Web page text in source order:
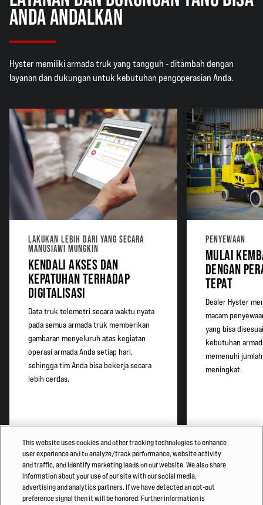
ANDA ANDALKAN
Hyster memiliki armada truk yang tangguh - ditambah dengan
layanan dan dukungan untuk kebutuhan pengoperasian Anda.
LAKUKAN LEBIH DARI YANG SECARA
MANUSIAWI MUNGKIN
KENDALI AKSES DAN
KEPATUHAN TERHADAP
DIGITALISASI
Data truk telemetri secara waktu nyata
pada semua armada truk memberikan
gambaran menyeluruh atas kegiatan
operasi armada Anda setiap hari,
sehingga tim Anda bisa bekerja secara
lebih cerdas.
PENYEWAAN
MULAI
DENGAN
TEPAT
Dealer Hyster
macam
yang bisa
kebutuhan
memenuhi
meningkat.
This website uses cookies and other tracking technologies to enhance
user experience and to analyze/track performance, website activity
and traffic, and identify marketing leads on our website. We also share
information about your use of our site with our social media,
advertising and analytics partners. If we have detected an opt-out
preference signal then it will be honored. Further information is